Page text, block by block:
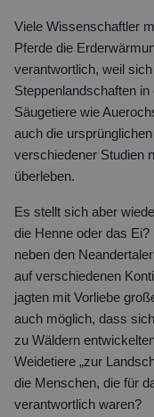
Viele Wissenschaftler
Pferde die
verantwortlich, weil
Steppenlandschaften
Säugetiere wie
auch die
verschiedener Studien
überleben.
Es stellt sich aber
die Henne oder das
neben den
auf verschiedenen
jagten mit Vorliebe
auch möglich, dass
zu Wäldern
Weidetiere „zur
die Menschen, die für
verantwortlich waren?